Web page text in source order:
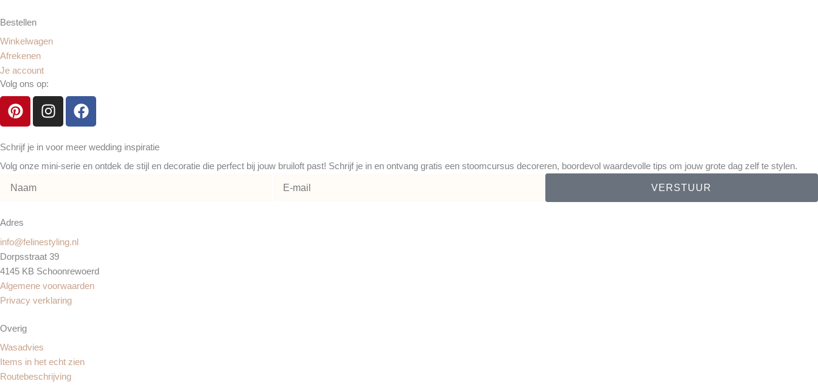
Bestellen
Winkelwagen
Afrekenen
Je account
Volg ons op:
P
i
t
e
e
t
I
n
t
a
F
a
e
b
Schrijf je in voor meer wedding inspiratie
Volg onze mini-serie en ontdek de stijl en decoratie die perfect bij jouw bruiloft past! Schrijf je in en ontvang gratis een stoomcursus decoreren, boordevol waardevolle tips om jouw grote dag zelf te stylen.
VERSTUUR
Adres
info@felinestyling.nl
Dorpsstraat 39
4145 KB Schoonrewoerd
Algemene voorwaarden
Privacy verklaring
Overig
Wasadvies
Items in het echt zien
Routebeschrijving